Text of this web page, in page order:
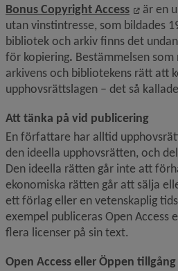
Bonus Copyright Access
Länk
är en
utan vinstintresse, som bildades
bibliotek och arkiv finns det
för kopiering. Bestämmelsen
arkivens och bibliotekens rätt att
upphovsrättslagen – det så
Att tänka på vid publicering
En författare har alltid
den ideella upphovsrätten, och
Den ideella rätten går inte att
ekonomiska rätten går att sälja
ett förlag eller en vetenskaplig
exempel publiceras Open Access
flera licenser på sin text.
Open Access eller Öppen tillgång